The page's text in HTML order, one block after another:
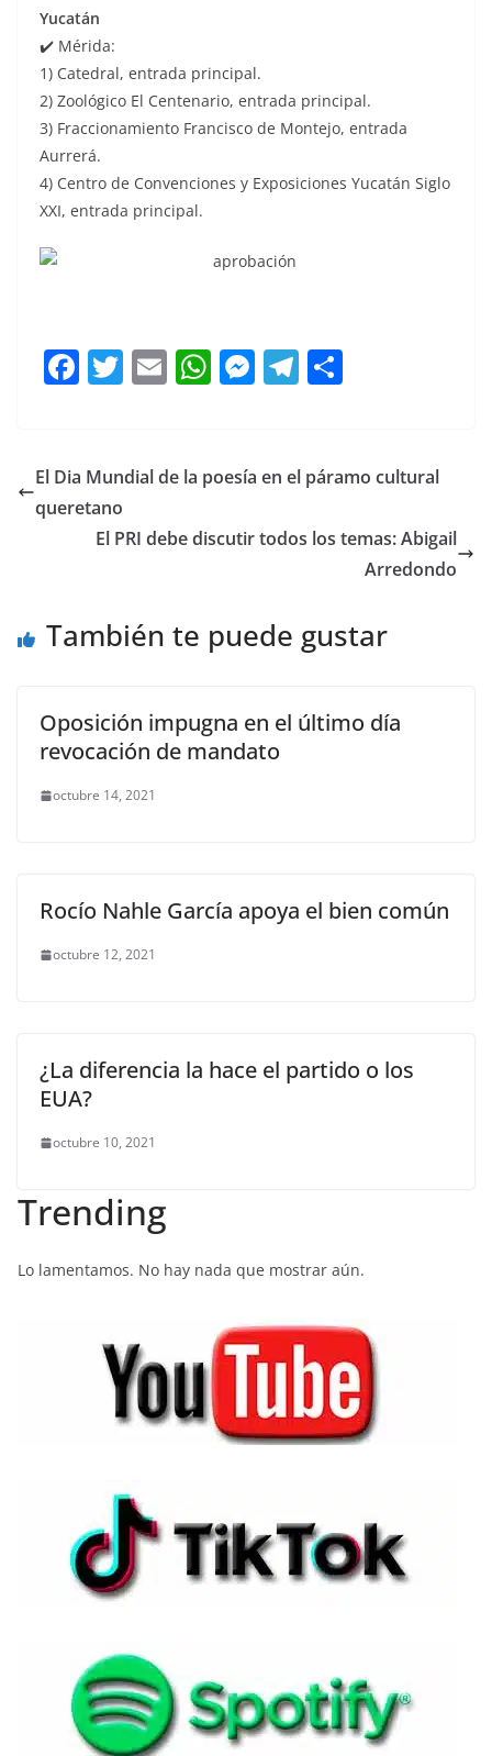
Yucatán
✔️ Mérida:
1) Catedral, entrada principal.
2) Zoológico El Centenario, entrada principal.
3) Fraccionamiento Francisco de Montejo, entrada
Aurrerá.
4) Centro de Convenciones y Exposiciones Yucatán Siglo
XXI, entrada principal.
F
e
b
o
T
er
E
l
W
s
p
M
e
g
T
gr
m
p
tir
El Dia Mundial de la poesía en el páramo cultural
queretano
El PRI debe discutir todos los temas: Abigail
Arredondo
También te puede gustar
Oposición impugna en el último día
revocación de mandato
octubre 14, 2021
Rocío Nahle García apoya el bien común
octubre 12, 2021
¿La diferencia la hace el partido o los
EUA?
octubre 10, 2021
Trending
Lo lamentamos. No hay nada que mostrar aún.